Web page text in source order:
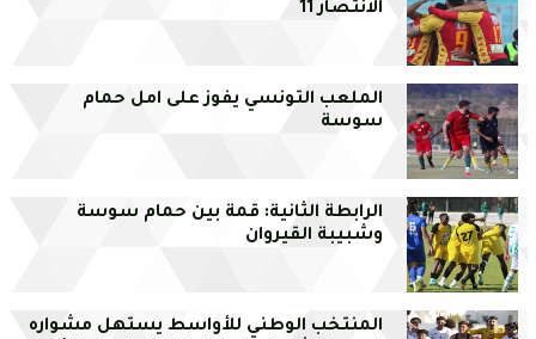
الانتصار 11
الملعب التونسي يفوز على امل حمام
سوسة
الرابطة الثانية: قمة بين حمام سوسة
وشبيبة القيروان
المنتخب الوطني للأواسط يستهل مشواره